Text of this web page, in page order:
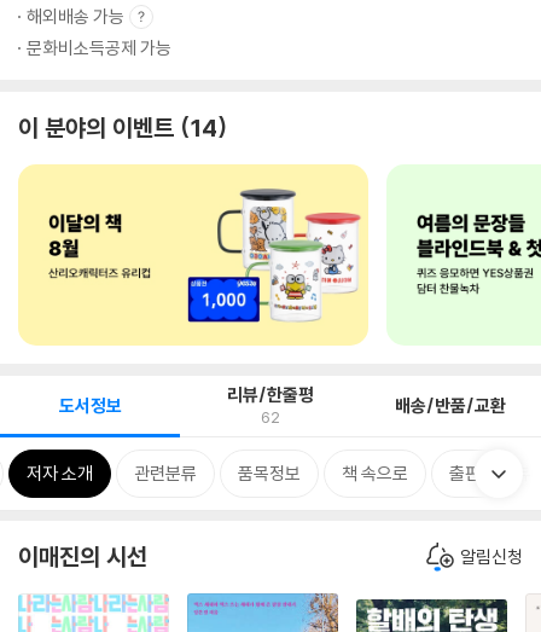
해외배송 가능
문화비소득공제 가능
이 분야의 이벤트 14
도서정보 리뷰/한줄평
62 배송/반품/교환
저자 소개 관련분류 품목정보 책 속으로 출판사 리뷰
이매진의 시선 알림신청